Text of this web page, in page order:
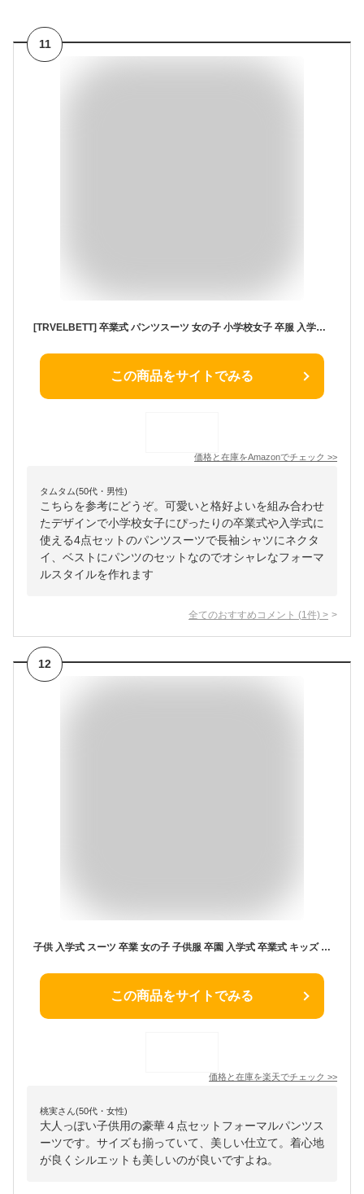
11
[TRVELBETT] 卒業式 パンツスーツ 女の子 小学校女子 卒服 入学式 フォーマル 小学生 ジュニア ベスト パンツ 長袖シャツ ネクタイ 4点セット ピアノ発表会 卒園式 結婚式 イベント 洋服 子供服 七五三 ガールズ 子供 お受験 入園式 (カーキ,140)
この商品をサイトでみる
価格と在庫をAmazonでチェック >>
タムタム(50代・男性)
こちらを参考にどうぞ。可愛いと格好よいを組み合わせ
たデザインで小学校女子にぴったりの卒業式や入学式に
使える4点セットのパンツスーツで長袖シャツにネクタ
イ、ベストにパンツのセットなのでオシャレなフォーマ
ルスタイルを作れます
全てのおすすめコメント (1 件) >
12
子供 入学式 スーツ 卒業 女の子 子供服 卒園 入学式 卒業式 キッズ スーツ ジュニア 子供 フォーマル スーツ 小学校 高校生 卒業式 スーツ 子供スーツ フォーマル パンツ 七五三 子供スーツ グレー 90 100 110 120 130 140 150 160 165 170cm
この商品をサイトでみる
価格と在庫を楽天でチェック >>
桃実さん(50代・女性)
大人っぽい子供用の豪華４点セットフォーマルパンツス
ーツです。サイズも揃っていて、美しい仕立て。着心地
が良くシルエットも美しいのが良いですよね。